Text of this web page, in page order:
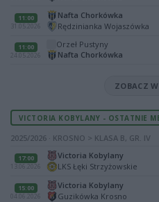
11:00
31.05.2026
Nafta Chorkówka
Rędzinianka Wojaszówka
11:00
24.05.2026
Orzeł Pustyny
Nafta Chorkówka
ZOBACZ
VICTORIA KOBYLANY - OSTATNIE
2025/2026 · KROSNO > KLASA B, GR. IV
17:00
13.06.2026
Victoria Kobylany
LKS Łęki Strzyżowskie
15:00
04.06.2026
Victoria Kobylany
Guzikówka Krosno